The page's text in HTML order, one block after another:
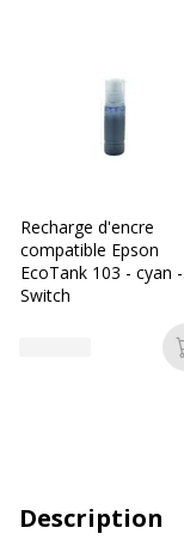
Recharge d'encre
compatible Epson
EcoTank 103 - cyan -
Switch
Description